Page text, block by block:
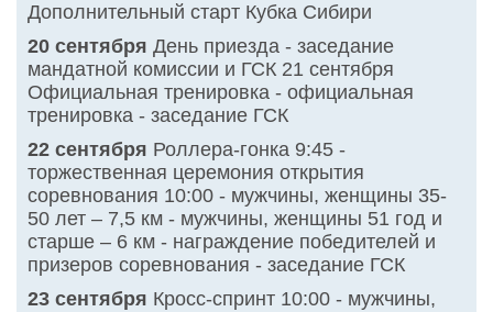
Дополнительный старт Кубка Сибири
20 сентября День приезда - заседание
мандатной комиссии и ГСК 21 сентября
Официальная тренировка - официальная
тренировка - заседание ГСК
22 сентября Роллера-гонка 9:45 -
торжественная церемония открытия
соревнования 10:00 - мужчины, женщины 35-
50 лет – 7,5 км - мужчины, женщины 51 год и
старше – 6 км - награждение победителей и
призеров соревнования - заседание ГСК
23 сентября Кросс-спринт 10:00 - мужчины,